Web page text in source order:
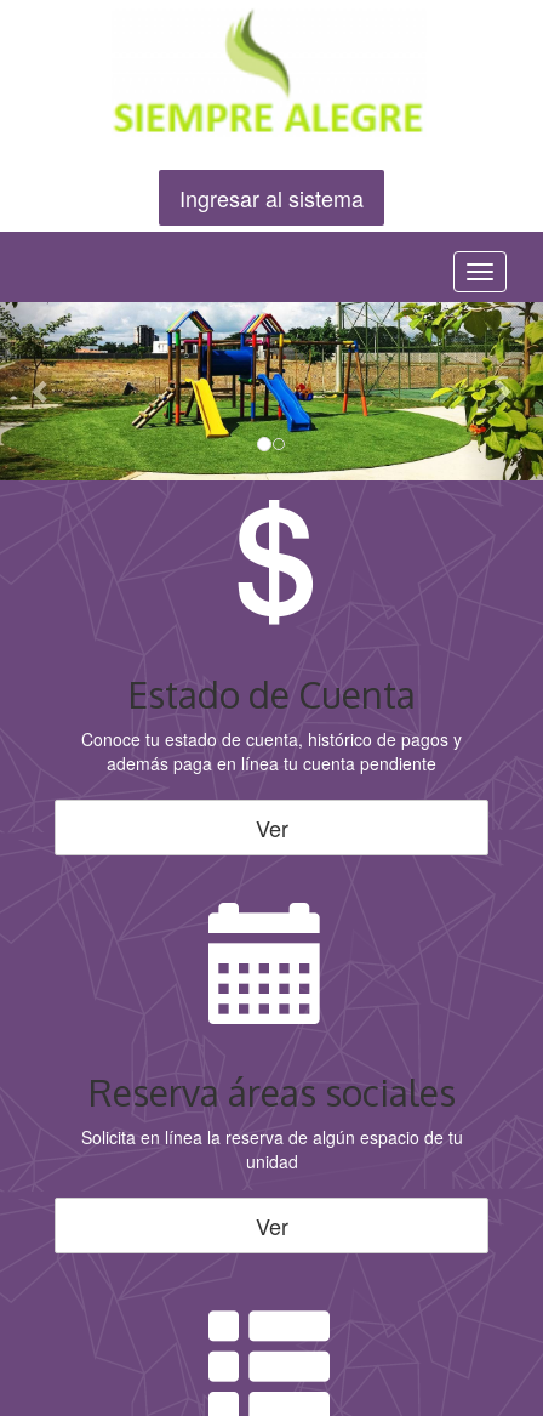
Ingresar al sistema
Menú
Anterior
Estado de Cuenta
Conoce tu estado de cuenta, histórico de pagos y
además paga en línea tu cuenta pendiente
Ver
Reserva áreas sociales
Solicita en línea la reserva de algún espacio de tu
unidad
Ver